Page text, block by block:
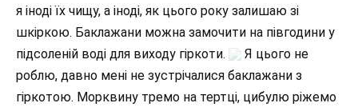
я іноді їх чищу, а іноді, як цього року залишаю зі
шкіркою. Баклажани можна замочити на півгодини у
підсоленій воді для виходу гіркоти.
Я цього не
роблю, давно мені не зустрічалися баклажани з
гіркотою. Морквину тремо на тертці, цибулю ріжемо